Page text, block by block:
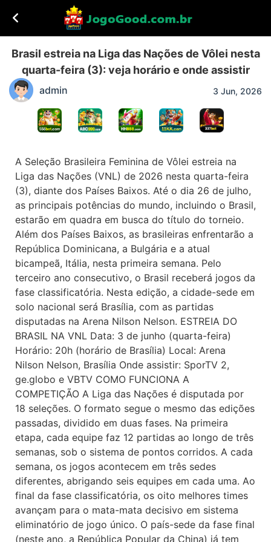
Brasil estreia na Liga das Nações de Vôlei nesta
quarta-feira (3): veja horário e onde assistir
admin 3 Jun, 2026
A Seleção Brasileira Feminina de Vôlei estreia na
Liga das Nações (VNL) de 2026 nesta quarta-feira
(3), diante dos Países Baixos. Até o dia 26 de julho,
as principais potências do mundo, incluindo o Brasil,
estarão em quadra em busca do título do torneio.
Além dos Países Baixos, as brasileiras enfrentarão a
República Dominicana, a Bulgária e a atual
bicampeã, Itália, nesta primeira semana. Pelo
terceiro ano consecutivo, o Brasil receberá jogos da
fase classificatória. Nesta edição, a cidade-sede em
solo nacional será Brasília, com as partidas
disputadas na Arena Nilson Nelson. ESTREIA DO
BRASIL NA VNL Data: 3 de junho (quarta-feira)
Horário: 20h (horário de Brasília) Local: Arena
Nilson Nelson, Brasília Onde assistir: SporTV 2,
ge.globo e VBTV COMO FUNCIONA A
COMPETIÇÃO A Liga das Nações é disputada por
18 seleções. O formato segue o mesmo das edições
passadas, dividido em duas fases. Na primeira
etapa, cada equipe faz 12 partidas ao longo de três
semanas, sob o sistema de pontos corridos. A cada
semana, os jogos acontecem em três sedes
diferentes, abrigando seis equipes em cada uma. Ao
final da fase classificatória, os oito melhores times
avançam para o mata-mata decisivo em sistema
eliminatório de jogo único. O país-sede da fase final
(neste ano, a República Popular da China) já tem